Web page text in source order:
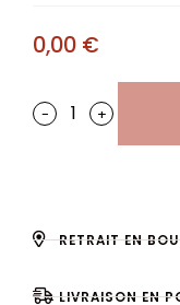
0,00 €
- +
RETRAIT EN
LIVRAISON EN